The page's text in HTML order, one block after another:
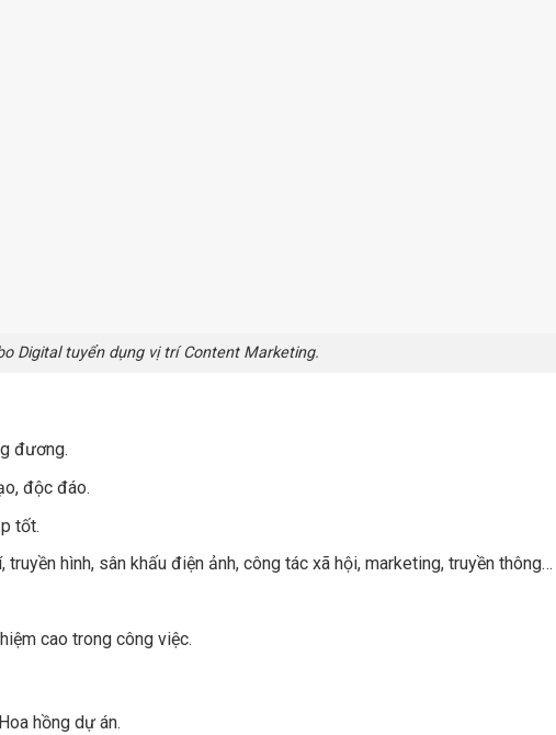
Digital tuyển dụng vị trí Content Marketing.
đương.
độc đáo.
tốt.
hình, sân khấu điện ảnh, công tác xã hội, marketing, truyền thông…
cao trong công việc.
hồng dự án.